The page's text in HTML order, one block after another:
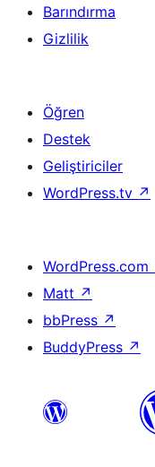
Barındırma
Gizlilik
Öğren
Destek
Geliştiriciler
WordPress.tv ↗
WordPress.com
Matt ↗
bbPress ↗
BuddyPress ↗